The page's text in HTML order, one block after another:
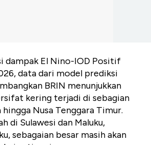
dampak El Nino-IOD Positif
data dari model prediksi
BRIN menunjukkan
kering terjadi di sebagian
hingga Nusa Tenggara Timur.
di Sulawesi dan Maluku,
sebagaian besar masih akan